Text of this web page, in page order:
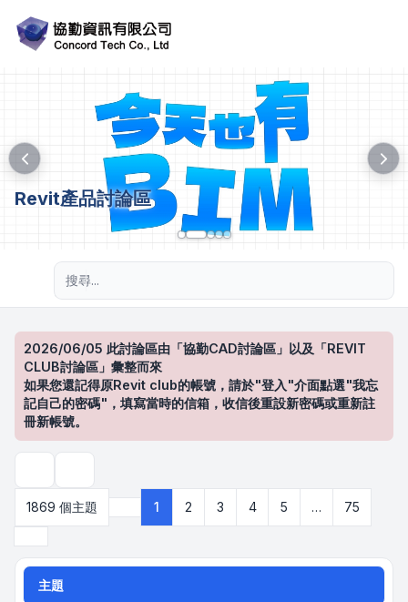
Revit產品討論區
2026/06/05 此討論區由「協勤CAD討論區」以及「REVIT
CLUB討論區」彙整而來
如果您還記得原Revit club的帳號，請於"登入"介面點選"我忘
記自己的密碼"，填寫當時的信箱，收信後重設新密碼或重新註
冊新帳號。
1869 個主題
第1 頁 (共 75 頁)
1 2 3 4 5 …
75
主題